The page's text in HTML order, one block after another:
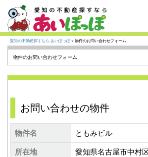
愛知の不動産探すなら あいぽっぽ> 物件のお問い合わせフォーム
物件のお問い合わせフォーム
お問い合わせの物件
物件名
ともみビル
所在地
愛知県名古屋市中村